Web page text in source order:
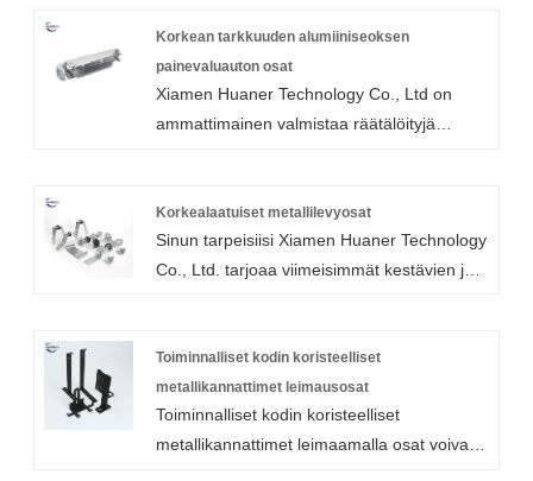
Korkean tarkkuuden alumiiniseoksen
painevaluauton osat
Xiamen Huaner Technology Co., Ltd on
ammattimainen valmistaa räätälöityjä
painevalukomponentteja kilpailukykyisin
hinnoin ja suurella tarkkuudella monien
vuosien ajan. Tehtaamme omistaa
kustannustehokkaita
alumiiniseospuristusvalun automaattisia
varaosia.
Korkealaatuiset metallilevyosat
Sinun tarpeisiisi Xiamen Huaner Technology
Co., Ltd. tarjoaa viimeisimmät kestävien ja
Merkittävän kustannussäästön ansiosta
helposti ylläpidettävät ohutlevyn
käsittelypalvelumme kattavat kaiken
pienikapasiteettisista prototyypeistä
Toiminnalliset kodin koristeelliset
metallikannattimet leimausosat
Toiminnalliset kodin koristeelliset
metallikannattimet leimaamalla osat voivat